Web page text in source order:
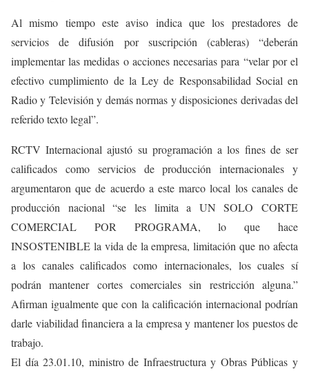
Al mismo tiempo este aviso indica que los prestadores de
servicios de difusión por suscripción (cableras) “deberán
implementar las medidas o acciones necesarias para “velar por el
efectivo cumplimiento de la Ley de Responsabilidad Social en
Radio y Televisión y demás normas y disposiciones derivadas del
referido texto legal”.
RCTV Internacional ajustó su programación a los fines de ser
calificados como servicios de producción internacionales y
argumentaron que de acuerdo a este marco local los canales de
producción nacional “se les limita a UN SOLO CORTE
COMERCIAL POR PROGRAMA, lo que hace
INSOSTENIBLE la vida de la empresa, limitación que no afecta
a los canales calificados como internacionales, los cuales sí
podrán mantener cortes comerciales sin restricción alguna.”
Afirman igualmente que con la calificación internacional podrían
darle viabilidad financiera a la empresa y mantener los puestos de
trabajo.
El día 23.01.10, ministro de Infraestructura y Obras Públicas y